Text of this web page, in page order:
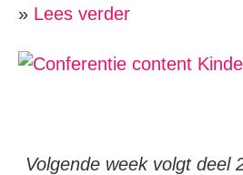
» Lees verder
Volgende week volgt deel